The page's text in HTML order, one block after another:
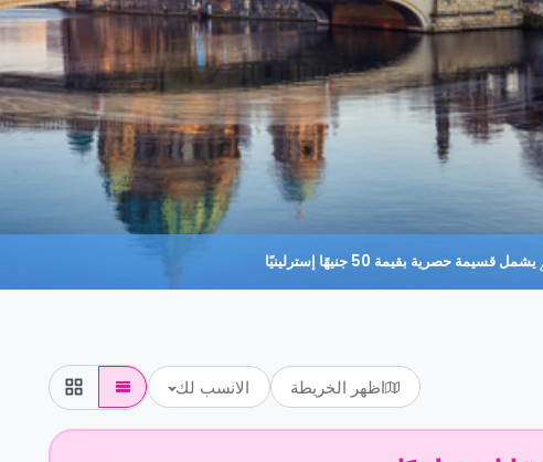
يشمل قسيمة حصرية بقيمة 50 جنيهًا إسترلينيًا
اظهر الخريطة الانسب لك